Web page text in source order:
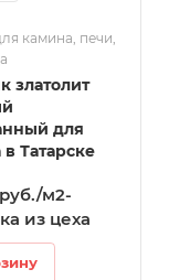
камина, печи,
златолит
для
Татарске
м2-
из цеха